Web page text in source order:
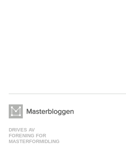
DRIVES AV
FORENING FOR
MASTERFORMIDLING